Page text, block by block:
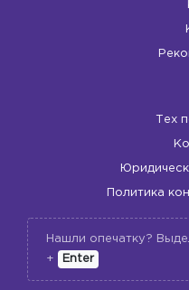
Тех
Политика
Нашли опечатку?
+
Enter